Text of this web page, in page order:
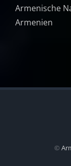
Armenische
Armenien
©